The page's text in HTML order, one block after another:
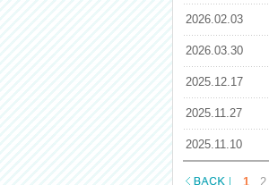
2026.02.03
2026.03.30
2025.12.17
2025.11.27
2025.11.10
1 2